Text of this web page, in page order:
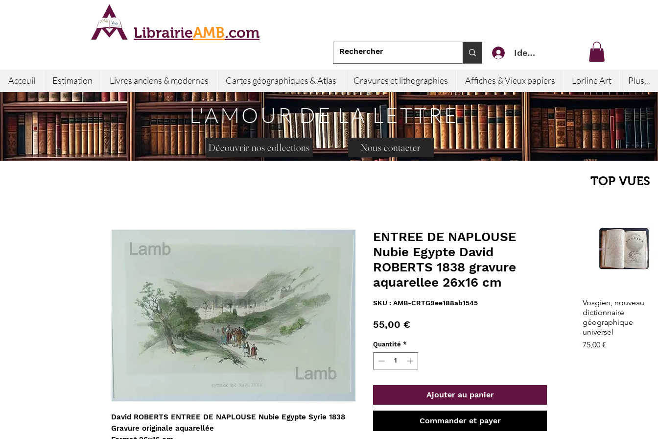
LibrairieAMB.com
Identifiez-vous
Acceuil Estimation Livres anciens & modernes Cartes géographiques & Atlas Gravures et lithographies Affiches & Vieux papiers Lorline Art Plus...
L'AMOUR DE LA LETTRE
Découvrir nos collections Nous contacter
David ROBERTS ENTREE DE NAPLOUSE Nubie Egypte Syrie 1838
Gravure originale aquarellée
ENTREE DE NAPLOUSE
Nubie Egypte David
ROBERTS 1838 gravure
aquarellee 26x16 cm
SKU : AMB-CRTG9ee188ab1545
55,00 €Prix
Quantité *
Ajouter au panier
Commander et payer
TOP VUES
Aperçu rapide
Vosgien, nouveau
dictionnaire
géographique
universel
Prix
75,00 €